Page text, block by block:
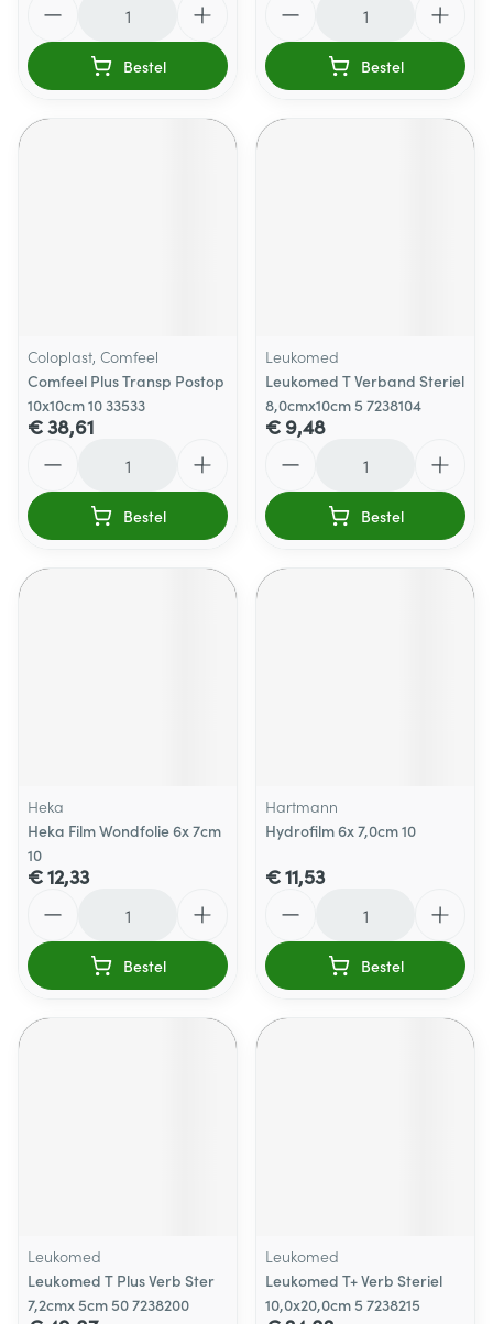
Bestel Bestel
Coloplast, Comfeel
Comfeel Plus Transp Postop
10x10cm 10 33533
€ 38,61
Bestel
Leukomed
Leukomed T Verband Steriel
8,0cmx10cm 5 7238104
€ 9,48
Bestel
Heka
Heka Film Wondfolie 6x 7cm
10
€ 12,33
Bestel
Hartmann
Hydrofilm 6x 7,0cm 10
€ 11,53
Bestel
Leukomed
Leukomed T Plus Verb Ster
7,2cmx 5cm 50 7238200
Leukomed
Leukomed T+ Verb Steriel
10,0x20,0cm 5 7238215